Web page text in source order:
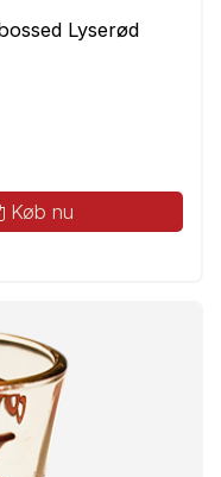
Lyserød
Køb nu